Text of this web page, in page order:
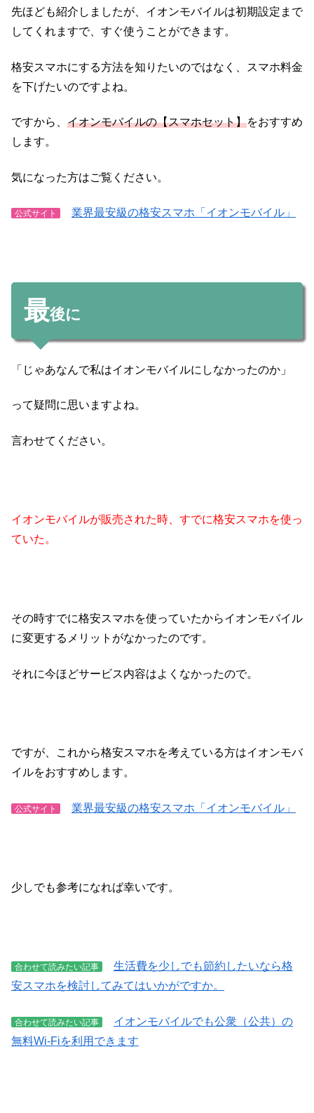
先ほども紹介しましたが、イオンモバイルは初期設定まで
してくれますで、すぐ使うことができます。
格安スマホにする方法を知りたいのではなく、スマホ料金
を下げたいのですよね。
ですから、 イオンモバイルの【スマホセット】をおすすめ
します。
気になった方はご覧ください。
公式サイト 業界最安級の格安スマホ「イオンモバイル」
最後に
「じゃあなんで私はイオンモバイルにしなかったのか」
って疑問に思いますよね。
言わせてください。
イオンモバイルが販売された時、すでに格安スマホを使っ
ていた。
その時すでに格安スマホを使っていたからイオンモバイル
に変更するメリットがなかったのです。
それに今ほどサービス内容はよくなかったので。
ですが、これから格安スマホを考えている方はイオンモバ
イルをおすすめします。
公式サイト 業界最安級の格安スマホ「イオンモバイル」
少しでも参考になれば幸いです。
合わせて読みたい記事
生活費を少しでも節約したいなら格
安スマホを検討してみてはいかがですか。
合わせて読みたい記事
イオンモバイルでも公衆（公共）の
無料Wi-Fiを利用できます